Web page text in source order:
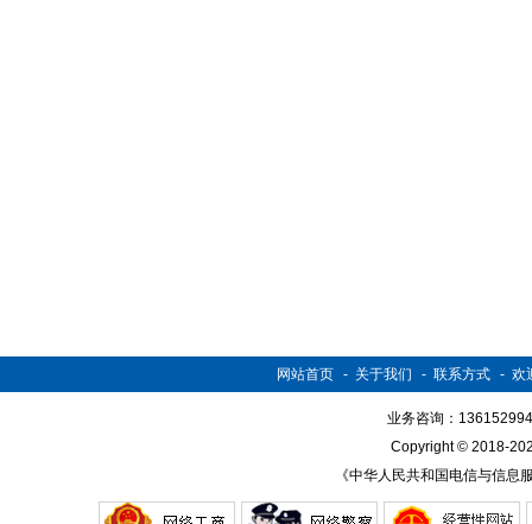
网站首页 - 关于我们 - 联系方式 - 欢
业务咨询：
Copyright © 2018-
《中华人民共和国电信与信息